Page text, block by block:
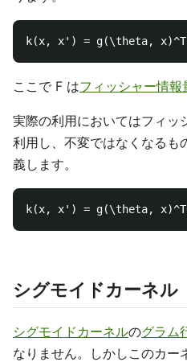
ここで F はフィッシャー情報
実際の利用においてはフィッ
利用し、不変ではなくなるも
義します。
シグモイドカーネル
シグモイドカーネルのグラム
なりません。しかしこのカー